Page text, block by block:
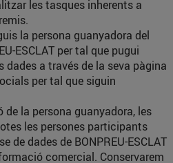
les tasques inherents a
la persona guanyadora del
ESCLAT per tal que pugui
dades a través de la seva pàgina
per tal que siguin
la persona guanyadora, les
les persones participants
de dades de BONPREU-ESCLAT
comercial. Conservarem